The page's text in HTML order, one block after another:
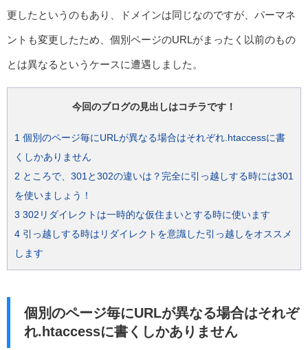
更したというのもあり、ドメインは同じなのですが、パーマネ
ントも変更したため、個別ページのURLがまったく以前のもの
とは異なるというケースに遭遇しました。
今回のブログの見出しはコチラです！
1 個別のページ毎にURLが異なる場合はそれぞれ.htaccessに書
くしかありません
2 ところで、301と302の違いは？完全に引っ越しする時には301
を使いましょう！
3 302リダイレクトは一時的な仮住まいとする時に使います
4 引っ越しする時はリダイレクトを意識した引っ越しをオススメ
します
個別のページ毎にURLが異なる場合はそれぞ
れ.htaccessに書くしかありません